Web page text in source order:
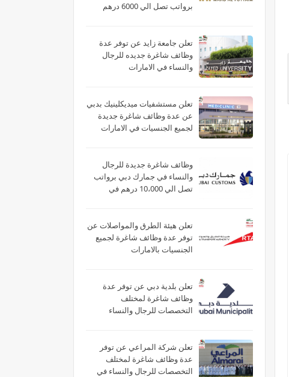
برواتب تصل الي 6000 درهم
تعلن جامعة زايد عن توفر عدة
وظائف شاغرة جديده للرجال
والنساء في الامارات
تعلن مستشفيات ميديكلينيك بدبي
عن عدة وظائف شاغرة جديدة
لجميع الجنسيات في الامارات
وظائف شاغرة جديدة للرجال
والنساء في جمارك دبي برواتب
تصل الي 10،000 درهم في
تعلن هيئة الطرق والمواصلات عن
توفر عدة وظائف شاغرة لجميع
الجنسيات بالامارات
تعلن بلدية دبي عن توفر عدة
وظائف شاغرة لمختلف
التخصصات للرجال والنساء
تعلن شركة المراعي عن توفر
عدة وظائف شاغرة لمختلف
التخصصات للرجال والنساء في